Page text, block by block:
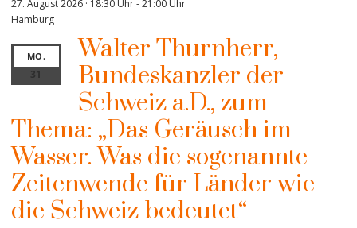
27. August 2026 · 18:30 Uhr-21:00 Uhr
Hamburg
MO.
31
Walter Thurnherr,
Bundeskanzler der
Schweiz a.D., zum
Thema: „Das Geräusch im
Wasser. Was die sogenannte
Zeitenwende für Länder wie
die Schweiz bedeutet“